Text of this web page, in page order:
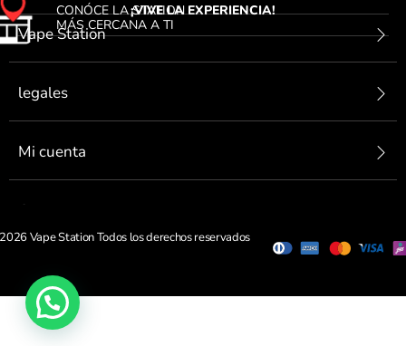
¡VIVE LA EXPERIENCIA!
CONÓCE LA STATION
MÁS CERCANA A TI
Vape Station
legales
Mi cuenta
Contactanos
Vape Station Todos los derechos reservados